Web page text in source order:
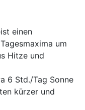
einen
um
Hitze und
6 Std./Tag Sonne
kürzer und